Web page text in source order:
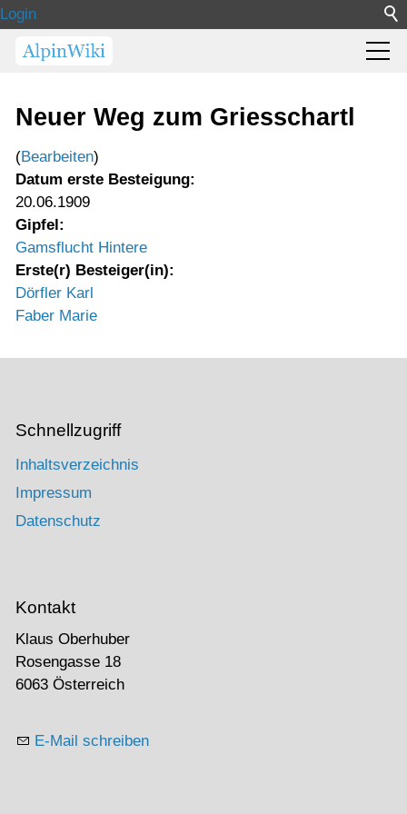
Login
Neuer Weg zum Griesschartl
(Bearbeiten)
Datum erste Besteigung:
20.06.1909
Gipfel:
Gamsflucht Hintere
Erste(r) Besteiger(in):
Dörfler Karl
Faber Marie
Schnellzugriff
Inhaltsverzeichnis
Impressum
Datenschutz
Kontakt
Klaus Oberhuber
Rosengasse 18
6063 Österreich
E-Mail schreiben